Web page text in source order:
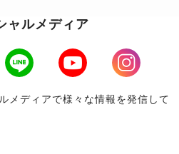
ャルメディア
LINE Youtube
Instagram
メディアで様々な情報を発信して